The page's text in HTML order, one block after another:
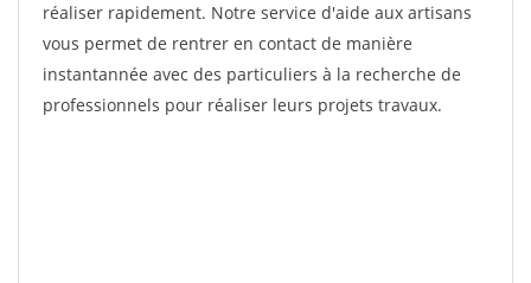
réaliser rapidement. Notre service d'aide aux artisans
vous permet de rentrer en contact de manière
instantannée avec des particuliers à la recherche de
professionnels pour réaliser leurs projets travaux.